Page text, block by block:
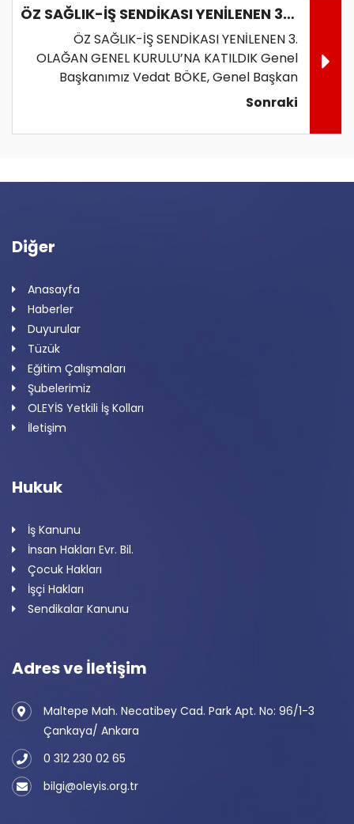
ÖZ SAĞLIK-İŞ SENDİKASI YENİLENEN 3. OLAĞAN GENEL KURULU’NA KATILDIK
ÖZ SAĞLIK-İŞ SENDİKASI YENİLENEN 3.
OLAĞAN GENEL KURULU’NA KATILDIK Genel
Başkanımız Vedat BÖKE, Genel Başkan
Sonraki
Diğer
Anasayfa
Haberler
Duyurular
Tüzük
Eğitim Çalışmaları
Şubelerimiz
OLEYİS Yetkili İş Kolları
İletişim
Hukuk
İş Kanunu
İnsan Hakları Evr. Bil.
Çocuk Hakları
İşçi Hakları
Sendikalar Kanunu
Adres ve İletişim
Maltepe Mah. Necatibey Cad. Park Apt. No: 96/1-3
Çankaya/ Ankara
0 312 230 02 65
bilgi@oleyis.org.tr